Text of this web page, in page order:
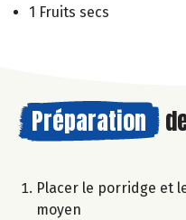
1 Fruits secs
Préparation
Placer le porridge et
moyen